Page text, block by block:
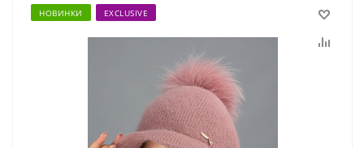
НОВИНКИ EXCLUSIVE